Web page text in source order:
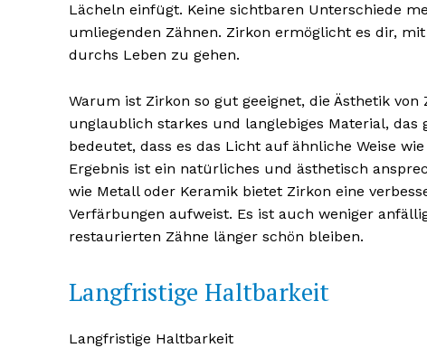
NEWSLETTER
Lächeln einfügt. Keine sichtbaren Unterschiede
umliegenden Zähnen. Zirkon ermöglicht es dir,
durchs Leben zu gehen.
Warum ist Zirkon so gut geeignet, die Ästhetik
unglaublich starkes und langlebiges Material, das
bedeutet, dass es das Licht auf ähnliche Weise
Ergebnis ist ein natürliches und ästhetisch
wie Metall oder Keramik bietet Zirkon eine
Verfärbungen aufweist. Es ist auch weniger
restaurierten Zähne länger schön bleiben.
Langfristige Haltbarkeit
Langfristige Haltbarkeit